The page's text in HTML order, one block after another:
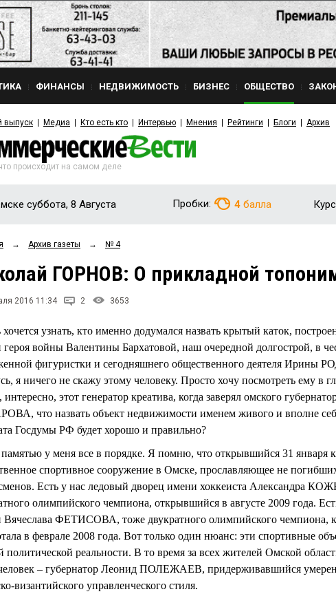
ФИНАНСЫ НЕДВИЖИМОСТЬ БИЗНЕС ОБЩЕСТВО
выпуск Медиа Кто есть кто Интервью Мнения Рейтинги Блоги Архив
происходит на самом деле
суббота, 8 Августа Пробки: 4 балла
→ Архив газеты → № 4
ГОРНОВ: О прикладной
2016 11:34 2 3653
узнать, кто именно додумался назвать крытый каток,
войны Валентины Бархатовой, наш очередной долгострой, в
фигуристки и сегодняшнего общественного деятеля Ирины
я ничего не скажу этому человеку. Просто хочу посмотреть ему в
интересно, этот генератор креатива, когда заверял омского
что назвать объект недвижимости именем живого и вполне
Госдумы РФ будет хорошо и правильно?
у меня все в порядке. Я помню, что открывшийся 31 января
спортивное сооружение в Омске, прославляющее не
Есть у нас ледовый дворец имени хоккеиста Александра
олимпийского чемпиона, открывшийся в августе 2009 года.
Вячеслава ФЕТИСОВА, тоже двукратного олимпийского чемпиона,
в феврале 2008 года. Вот только один нюанс: эти спортивные
политической реальности. В то время за всех жителей Омской
– губернатор Леонид ПОЛЕЖАЕВ, придерживавшийся
византийского управленческого стиля.